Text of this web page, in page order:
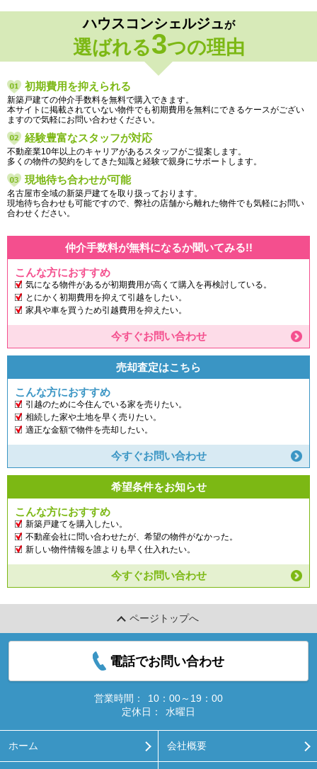
ハウスコンシェルジュが
選ばれる3つの理由
初期費用を抑えられる
新築戸建ての仲介手数料を無料で購入できます。
本サイトに掲載されていない物件でも初期費用を無料にできるケースがござい
ますので気軽にお問い合わせください。
経験豊富なスタッフが対応
不動産業10年以上のキャリアがあるスタッフがご提案します。
多くの物件の契約をしてきた知識と経験で親身にサポートします。
現地待ち合わせが可能
名古屋市全域の新築戸建てを取り扱っております。
現地待ち合わせも可能ですので、弊社の店舗から離れた物件でも気軽にお問い
合わせください。
仲介手数料が無料になるか聞いてみる!!
こんな方におすすめ
気になる物件があるが初期費用が高くて購入を再検討している。
とにかく初期費用を抑えて引越をしたい。
家具や車を買うため引越費用を抑えたい。
今すぐお問い合わせ
売却査定はこちら
こんな方におすすめ
引越のために今住んでいる家を売りたい。
相続した家や土地を早く売りたい。
適正な金額で物件を売却したい。
今すぐお問い合わせ
希望条件をお知らせ
こんな方におすすめ
新築戸建てを購入したい。
不動産会社に問い合わせたが、希望の物件がなかった。
新しい物件情報を誰よりも早く仕入れたい。
今すぐお問い合わせ
ページトップへ
電話でお問い合わせ
営業時間：
10：00～19：00
定休日：
水曜日
ホーム 会社概要